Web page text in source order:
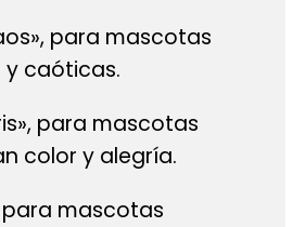
para mascotas
y caóticas.
para mascotas
color y alegría.
para mascotas